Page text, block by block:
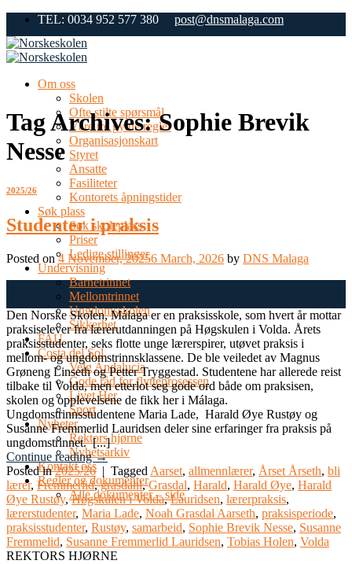
Skip
content
TEL: 0034 952 577 380 post@dnsmalaga.com
Om oss
Skolen
Ofte stilte spørsmål
Våre tre gylne regler
Organisasjonskart
Styret
Ansatte
Fasiliteter
Kontorets åpningstider
Søk plass
Søk skoleplass
Priser
Ledige stillinger
Undervisning
Barnetrinnet
Mellomtrinnet
Ungdomsskolen
Sikkerhet
FAU
Costa del Sol
Velg Andalucia
Gode råd for flytteprosessen
Livet Her
Sport
Nyheter
Rektors hjørne
Nyhetsarkiv
Kontakt oss
Regler og dokumenter
Alle dokumenter – side
Tag Archives:Sophie Brevik
Nesse
2025/26
Studenter i praksis
Posted on4 November, 20256 March, 2026 by DNS Malaga
Den Norske Skolen, Málaga er en praksisskole, som hvert år mottar
praksiselever fra lærerutdanningen på Høgskulen i Volda. Årets
praksisstudenter, seks flotte unge lærerspirer, utøvet praksis i
mellom- og ungdomstrinnsklassene. De ble veiledet av Magnus
Grøneng Linseth og Petter Tryggestad. Studentene har allerede reist
tilbake til Volda, men etterlot seg gode ord både om praksisen,
skolen og opplevelsene de fikk her i Málaga.
Ungdomstrinnsstudentene Maria Lade, Harald Øye Rustøy og
Susanne Fremmerlid Lauridsen deler sine erfaringer fra praksis på
ungdomstrinnet. [...]
Continue reading→
Posted in2025/26 | Tagged Aarset, allmennlærer, Årset Årseth, bli
lærer, Fremmerlid,grasdahl,Grasdal, Harald, Harald Øye, Harald
Øye Rustøy,Høgskulen i Volda,Lauridsen, lærerpraksis,
lærerstudenter, Maria Lade, Noah Grasdal Aarseth, praksisperiode,
praksisstudenter, Rustøy, samarbeid, Sophie Brevik Nesse, Susanne
Fremmelid, Susanne Fremmerlid Lauridsen, Tobias Holen, Volda
REKTORS HJØRNE